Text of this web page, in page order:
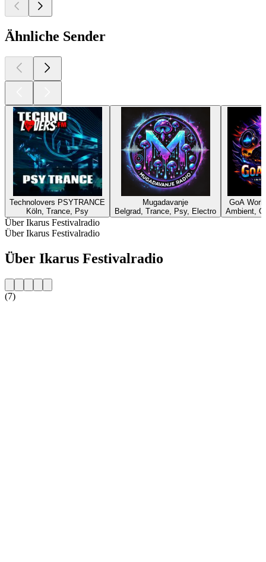
Ähnliche Sender
Technolovers PSYTRANCE
Köln, Trance, Psy
Mugadavanje
Belgrad, Trance, Psy, Electro
GoA
Ambient,
Über Ikarus Festivalradio
Über Ikarus Festivalradio
Über Ikarus Festivalradio
(7)